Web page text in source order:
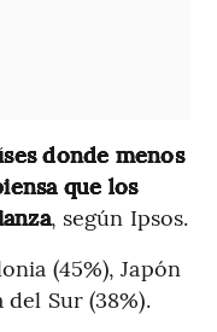
donde menos
que los
, según Ipsos.
(45%), Japón
del Sur (38%).